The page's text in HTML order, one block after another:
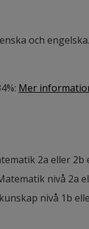
och engelska.
: Mer
2a eller
nivå 2a
nivå 1b